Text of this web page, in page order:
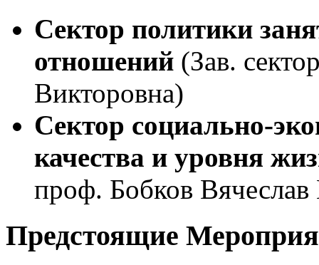
Сектор политики
отношений (Зав.
Викторовна)
Сектор социально-
качества и уровня
проф. Бобков Вячеслав
Предстоящие